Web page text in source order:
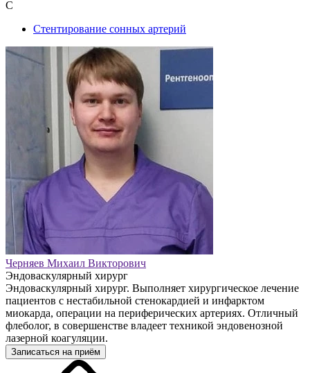
С
Стентирование сонных артерий
Черняев Михаил Викторович
Эндоваскулярный хирург
Эндоваскулярный хирург. Выполняет хирургическое лечение
пациентов с нестабильной стенокардией и инфарктом
миокарда, операции на периферических артериях. Отличный
флеболог, в совершенстве владеет техникой эндовенозной
лазерной коагуляции.
Записаться на приём